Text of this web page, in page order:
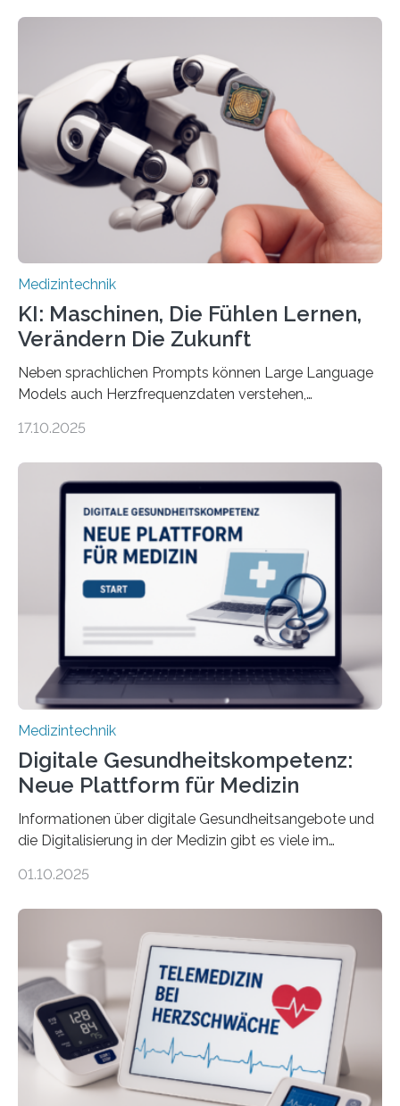
Entwicklung der Sensorik und Datenübertragung. Die
HSHL verantwortet die wissenschaftliche Begleitung
sowie die KI-gestützte Datenauswertung. Das Ziel ist
die Entwicklung eines berührungslosen
Assistenzsystems, das den Zustand der Person
kontinuierlich erfasst, pflegende Personen unterstützt
und in Notfällen selbstständig Alarm schlägt. „Die Idee
Medizintechnik
KI: Maschinen, Die Fühlen Lernen,
Verändern Die Zukunft
Neben sprachlichen Prompts können Large Language
Models auch Herzfrequenzdaten verstehen,
haben Dr. Morris Gellisch, ehemals an der Ruhr-
und Boris Burr von der Ruhr-Universität Bochum in
dafür eine technische Schnittstelle, über die
physiologische Daten in Echtzeit an das Sprachmodell
übermittelt werden können. Die Künstliche Intelligenz
kann dadurch auch die Sprache des Körpers
einbeziehen, auf die Menschen keinen bewussten
Einfluss nehmen. Das eröffnet…
17.10.2025
Medizintechnik
Digitale Gesundheitskompetenz:
Neue Plattform für Medizin
Informationen über digitale Gesundheitsangebote und
die Digitalisierung in der Medizin gibt es viele im
seriösen und wissenschaftlich abgesicherten Inhalten?
Forscherinnen der Technischen Universität Dresden
(TUD) richtet sich das Portal sowohl an Patientinnen
und Patienten, aber ebenso an medizinisches
Fachpersonal. Für all diese Zielgruppen bietet sie
speziell zugeschnittene Informationen, um deren
digitale Gesundheitskompetenz zu steigern. MiHUBx ist
01.10.2025